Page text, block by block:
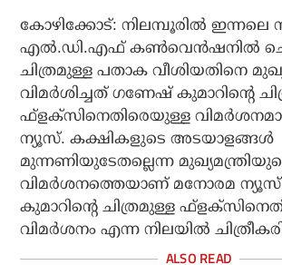
കോഴിക്കോട്: നിലമ്പൂരില്‍ ഇന്നലെ
എല്‍.ഡി.എഫ് കണ്‍വെന്‍ഷനില്‍
ചിത്രമുള്ള പതാക വീശിയതിനെ
വിമര്‍ശിച്ചത് ഗണേഷ് കുമാറിന്റെ
ഫ്ളക്സിനെതിരെയുള്ള
ന്യൂസ്. കക്ഷികളുടെ അടയാളങ്ങള്‍
മുന്നണിയുടേതല്ലെന്ന
വിമര്‍ശനത്തെയാണ് മനോരമ
കുമാറിന്റെ ചിത്രമുള്ള
വിമര്‍ശനം എന്ന നിലയില്‍